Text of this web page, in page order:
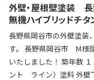
外壁・屋根壁塗
無機ハイブリッドチタ
長野県岡谷市の外壁塗装
す。 長野県岡谷市 M様邸にて、外壁塗装・屋根塗装が完工
いたしました！ 築年数 １２年 使用塗料 §PAINT LINE（ペイ
ント ライン）塗料 外壁下塗り PLハイブリッドバイン